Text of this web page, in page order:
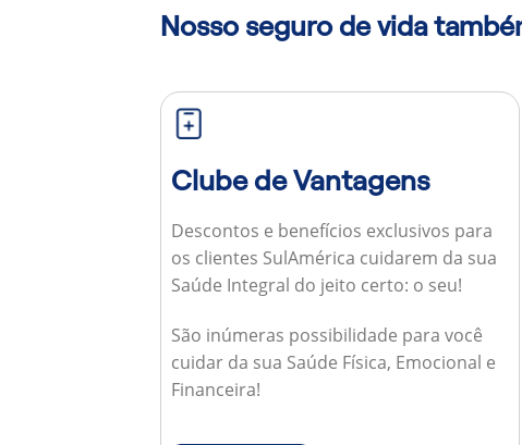
Nosso seguro de vida
Clube de Vantagens
Descontos e benefícios exclusivos para
os clientes SulAmérica cuidarem da sua
Saúde Integral do jeito certo: o seu!
São inúmeras possibilidade para você
cuidar da sua Saúde Física, Emocional e
Financeira!